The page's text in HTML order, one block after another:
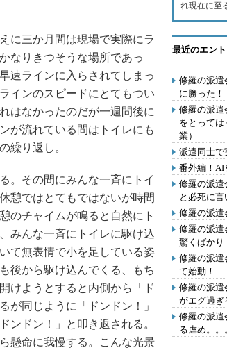
に三か月間は現場で実際にラ
なりきつそうな場所であっ
速ラインに入らされてしまっ
インのスピードにとてもつい
はなかったのだが一週間後に
が流れている間はトイレにも
繰り返し。
。その間にみんな一斉にトイ
憩ではとてもではないが時間
のチャイムが鳴ると自然にト
みんな一斉にトイレに駆け込
て無表情で小を足している姿
後から駆け込んでくる、もち
けようとすると内側から「ド
が同じように「ドンドン！」
ンドン！」と叩き返される。
懸命に我慢する。こんな光景
れ現在に至
最近のエン
修羅の派遣
に勝った！
修羅の派遣
をとって
業）
派遣同士で
番外編！AI
修羅の派遣
と必死に言
修羅の派遣
修羅の派遣
驚くばかり
修羅の派遣
て始動！
修羅の派遣
がエグ過ぎ
修羅の派
る虐め。。